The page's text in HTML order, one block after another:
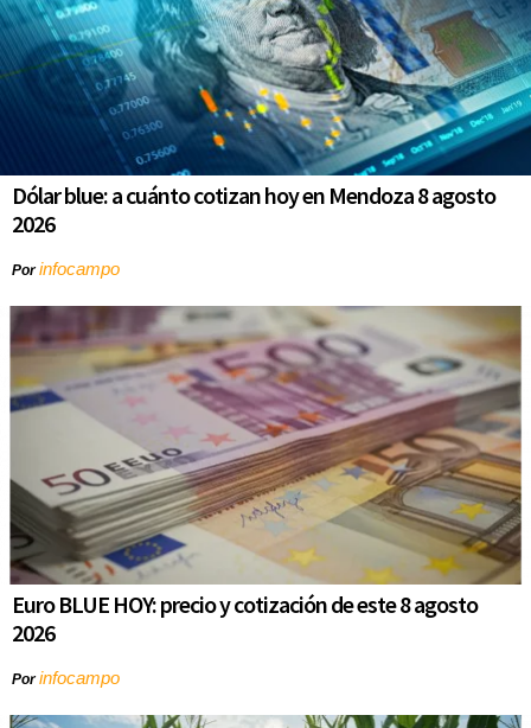
Dólar blue: a cuánto cotizan hoy en Mendoza 8 agosto
2026
Porinfocampo
Euro BLUE HOY: precio y cotización de este 8 agosto
2026
Porinfocampo